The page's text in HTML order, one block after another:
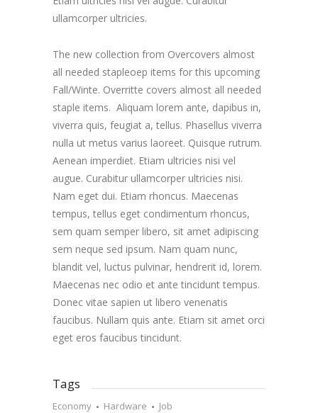
ullamcorper ultricies.
The new collection from Overcovers almost
all needed stapleoep items for this upcoming
Fall/Winte. Overritte covers almost all needed
staple items. Aliquam lorem ante, dapibus in,
viverra quis, feugiat a, tellus. Phasellus viverra
nulla ut metus varius laoreet. Quisque rutrum.
Aenean imperdiet. Etiam ultricies nisi vel
augue. Curabitur ullamcorper ultricies nisi.
Nam eget dui. Etiam rhoncus. Maecenas
tempus, tellus eget condimentum rhoncus,
sem quam semper libero, sit amet adipiscing
sem neque sed ipsum. Nam quam nunc,
blandit vel, luctus pulvinar, hendrerit id, lorem.
Maecenas nec odio et ante tincidunt tempus.
Donec vitae sapien ut libero venenatis
faucibus. Nullam quis ante. Etiam sit amet orci
eget eros faucibus tincidunt.
Tags
Economy Hardware Job